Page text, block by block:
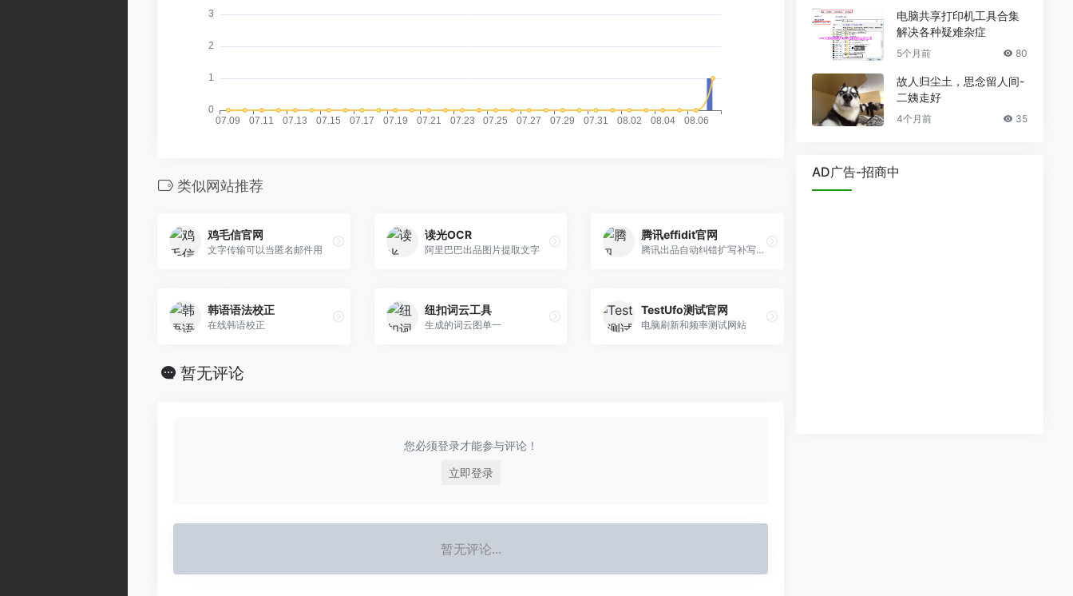
类似网站推荐
鸡毛信官网
文字传输可以当匿名邮件用
读光OCR
阿里巴巴出品图片提取文字
腾讯effidit官网
腾讯出品自动纠错扩写补写润色
韩语语法校正
在线韩语校正
纽扣词云工具
生成的词云图单一
TestUfo测试官网
电脑刷新和频率测试网站
暂无评论
您必须登录才能参与评论！
立即登录
暂无评论...
电脑共享打印机工具合集
解决各种疑难杂症
5个月前 80
故人归尘土，思念留人间-
二姨走好
4个月前 35
AD广告-招商中